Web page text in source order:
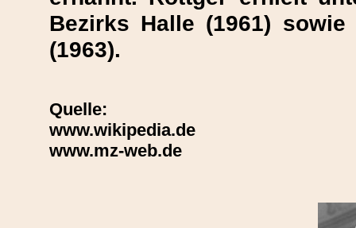
Bezirks Halle (1961)
(1963).
Quelle:
www.wikipedia.de
www.mz-web.de